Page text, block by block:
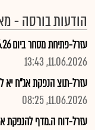
הודעות בורסה -
עזרל-פתיחת מסחר ביום 12.6.26-עזריאלי אגח יא
11.06.2026, 13:43
עזרל-תוצ הנפקת אג"ח יא
11.06.2026, 08:25
עזרל-דוח ה.מדף להנפקת אגח יא ע"פ